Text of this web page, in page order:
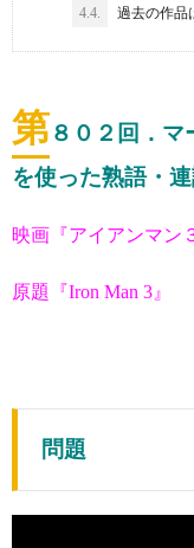
4.4. 過去の作品
第８０２ 回．マ
を使った熟語・
映画『アイアンマン
原題『Iron Man 3』
問題